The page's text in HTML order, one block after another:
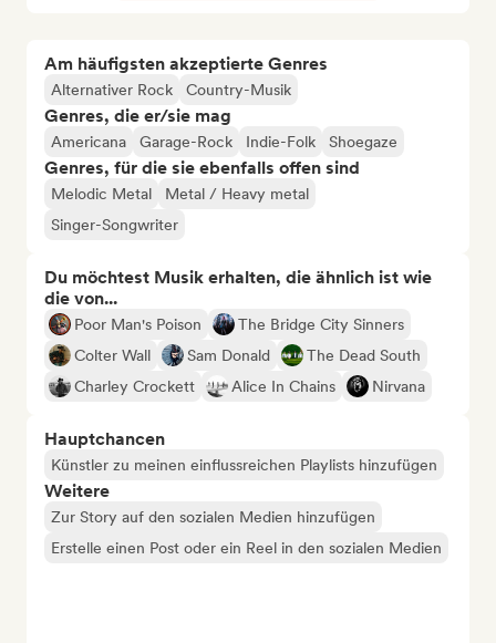
Am häufigsten akzeptierte Genres
Alternativer Rock Country-Musik
Genres, die er/sie mag
Americana Garage-Rock Indie-Folk Shoegaze
Genres, für die sie ebenfalls offen sind
Melodic Metal
Metal / Heavy metal
Singer-Songwriter
Du möchtest Musik erhalten, die ähnlich ist wie
die von...
Poor Man's Poison
The Bridge City Sinners
Colter Wall
Sam Donald
The Dead South
Charley Crockett
Alice In Chains Nirvana
Hauptchancen
Künstler zu meinen einflussreichen Playlists hinzufügen
Weitere
Zur Story auf den sozialen Medien hinzufügen
Erstelle einen Post oder ein Reel in den sozialen Medien